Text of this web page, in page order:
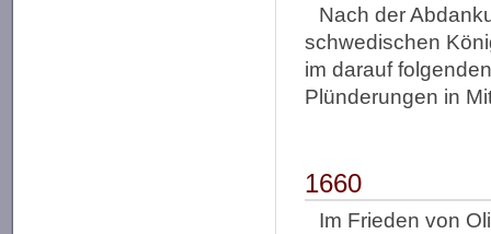
Nach der
schwedischen
im darauf
Plünderungen in
1660
Im Frieden von